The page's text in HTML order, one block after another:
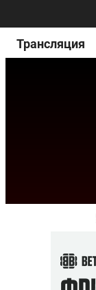
Трансляция